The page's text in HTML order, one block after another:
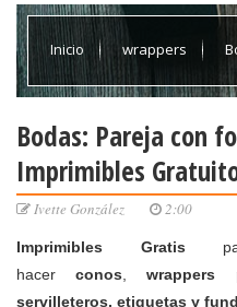
Inicio wrappers
Bodas: Pareja con
Imprimibles
Ivette González 2:00
Imprimibles Gratis
hacerconos ,wrappers
servilleteros, etiquetas y